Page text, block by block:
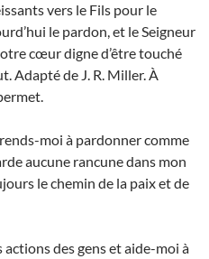
vers le Fils pour le
le pardon, et le Seigneur
cœur digne d’être touché
Adapté de J. R. Miller. À
moi à pardonner comme
aucune rancune dans mon
le chemin de la paix et de
des gens et aide-moi à